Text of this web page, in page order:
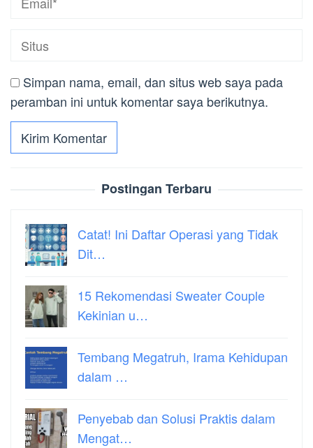
Simpan nama, email, dan situs web saya pada
peramban ini untuk komentar saya berikutnya.
Postingan Terbaru
Catat! Ini Daftar Operasi yang Tidak
Dit…
15 Rekomendasi Sweater Couple
Kekinian u…
Tembang Megatruh, Irama Kehidupan
dalam …
Penyebab dan Solusi Praktis dalam
Mengat…